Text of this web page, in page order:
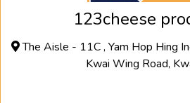
123cheese
The Aisle - 11C , Yam Hop Hing
Kwai Wing Road,